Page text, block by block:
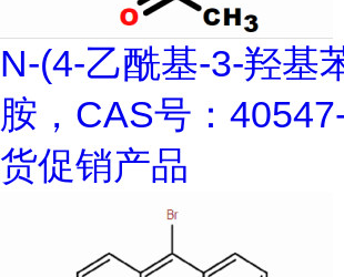
N-(4-乙酰基-3-羟基
胺，CAS号：
货促销产品